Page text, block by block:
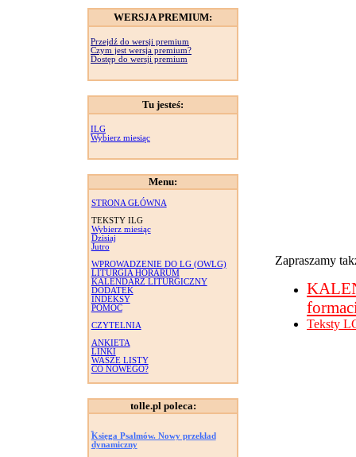
WERSJA PREMIUM:
Przejdź do wersji premium
Czym jest wersja premium?
Dostęp do wersji premium
Tu jesteś:
ILG
Wybierz miesiąc
Menu:
STRONA GŁÓWNA
TEKSTY ILG
Wybierz miesiąc
Dzisiaj
Jutro
WPROWADZENIE DO LG (OWLG)
LITURGIA HORARUM
KALENDARZ LITURGICZNY
DODATEK
INDEKSY
POMOC
CZYTELNIA
ANKIETA
LINKI
WASZE LISTY
CO NOWEGO?
tolle.pl poleca:
Księga Psalmów. Nowy przekład
dynamiczny
Zapraszamy
Teksty